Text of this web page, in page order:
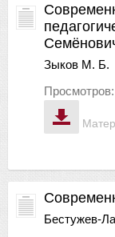
Зыков М. Б.
Просмотров:
Бестужев-